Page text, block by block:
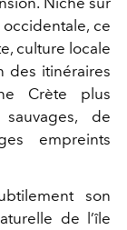
ce
culture locale
des itinéraires
Crète plus
de
empreints
son
de l’île